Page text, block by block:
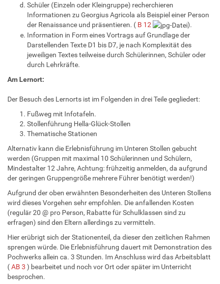
Schüler (Einzeln oder Kleingruppe) recherchieren
Informationen zu Georgius Agricola als Beispiel einer Person
der Renaissance und präsentieren. ( B 12
).
Information in Form eines Vortrags auf Grundlage der
Darstellenden Texte D1 bis D7, je nach Komplexität des
jeweiligen Textes teilweise durch Schülerinnen, Schüler oder
durch Lehrkräfte.
Am Lernort:
Der Besuch des Lernorts ist im Folgenden in drei Teile gegliedert:
Fußweg mit Infotafeln.
Stollenführung Hella-Glück-Stollen
Thematische Stationen
Alternativ kann die Erlebnisführung im Unteren Stollen gebucht
werden (Gruppen mit maximal 10 Schülerinnen und Schülern,
Mindestalter 12 Jahre, Achtung: frühzeitig anmelden, da aufgrund
der geringen Gruppengröße mehrere Führer benötigt werden!)
Aufgrund der oben erwähnten Besonderheiten des Unteren Stollens
wird dieses Vorgehen sehr empfohlen. Die anfallenden Kosten
(regulär 20 @ pro Person, Rabatte für Schulklassen sind zu
erfragen) sind den Eltern allerdings zu vermitteln.
Hier erübrigt sich der Stationenteil, da dieser den zeitlichen Rahmen
sprengen würde. Die Erlebnisführung dauert mit Demonstration des
Pochwerks allein ca. 3 Stunden. Im Anschluss wird das Arbeitsblatt
(AB 3 ) bearbeitet und noch vor Ort oder später im Unterricht
besprochen.